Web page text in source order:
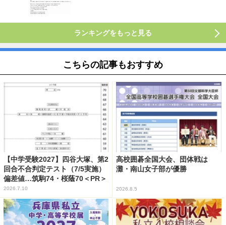
ランキングをもっと見る
こちらの記事もおすすめ
【中学受験2027】四谷大塚、第2
回合不合判定テスト（7/5実施）
偏差値…筑駒74・桜蔭70＜PR＞
2026.7.10
高校囲碁全国大会、団体戦は
灘・南山女子部が優勝
2026.8.5